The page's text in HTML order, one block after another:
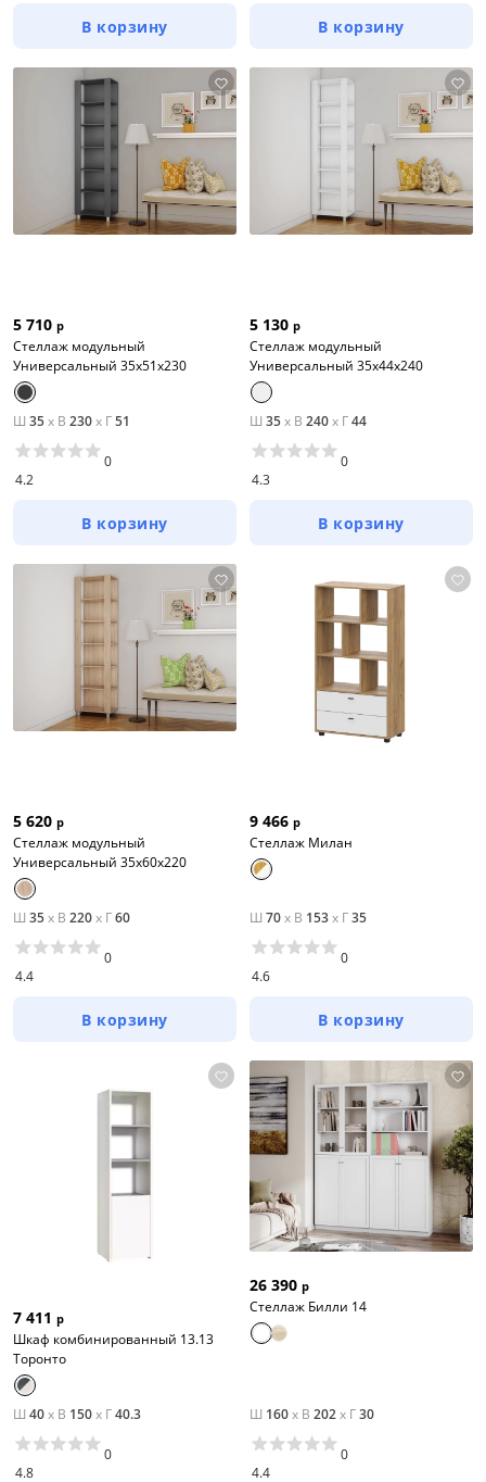
В корзину В корзину
5 710 р
Стеллаж модульный
Универсальный 35х51х230
Ш 35x В 230x Г51
4.2
0
В корзину
5 130 р
Стеллаж модульный
Универсальный 35х44х240
Ш 35x В 240x Г44
4.3
0
В корзину
5 620 р
Стеллаж модульный
Универсальный 35х60х220
Ш 35x В 220x Г60
4.4
0
В корзину
9 466 р
Стеллаж Милан
Ш 70x В 153x Г35
4.6
0
В корзину
7 411 р
Шкаф комбинированный 13.13
Торонто
Ш 40x В 150x Г40.3
4.8
0
26 390 р
Стеллаж Билли 14
Ш 160x В 202x Г30
4.4
0